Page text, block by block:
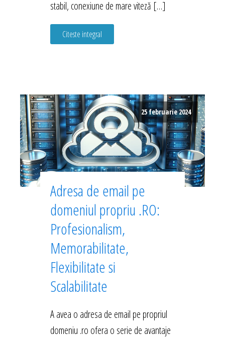
stabil, conexiune de mare viteză […]
Citeste integral
25 februarie 2024
Adresa de email pe
domeniul propriu .RO:
Profesionalism,
Memorabilitate,
Flexibilitate si
Scalabilitate
A avea o adresa de email pe propriul
domeniu .ro ofera o serie de avantaje